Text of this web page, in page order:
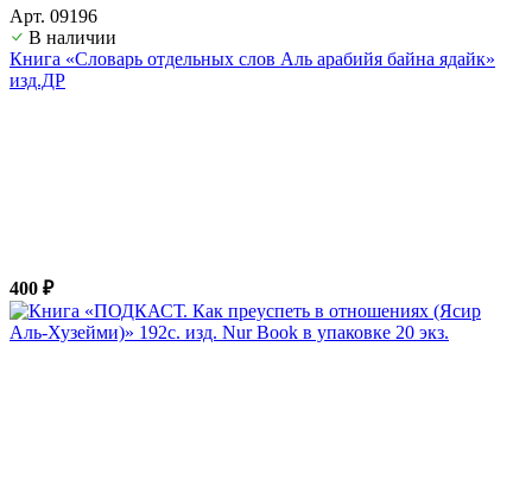
Арт. 09196
В наличии
Книга «Словарь отдельных слов Аль арабийя байна ядайк»
изд.ДР
400 ₽